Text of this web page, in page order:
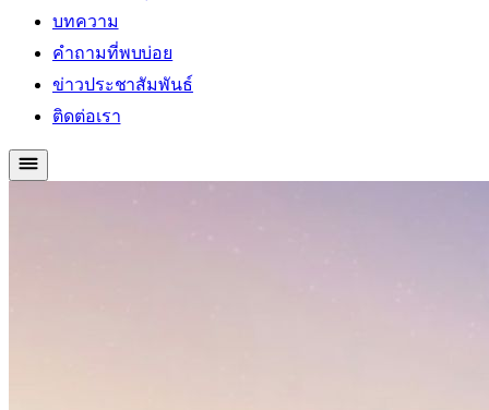
บทความ
คำถามที่พบบ่อย
ข่าวประชาสัมพันธ์
ติดต่อเรา